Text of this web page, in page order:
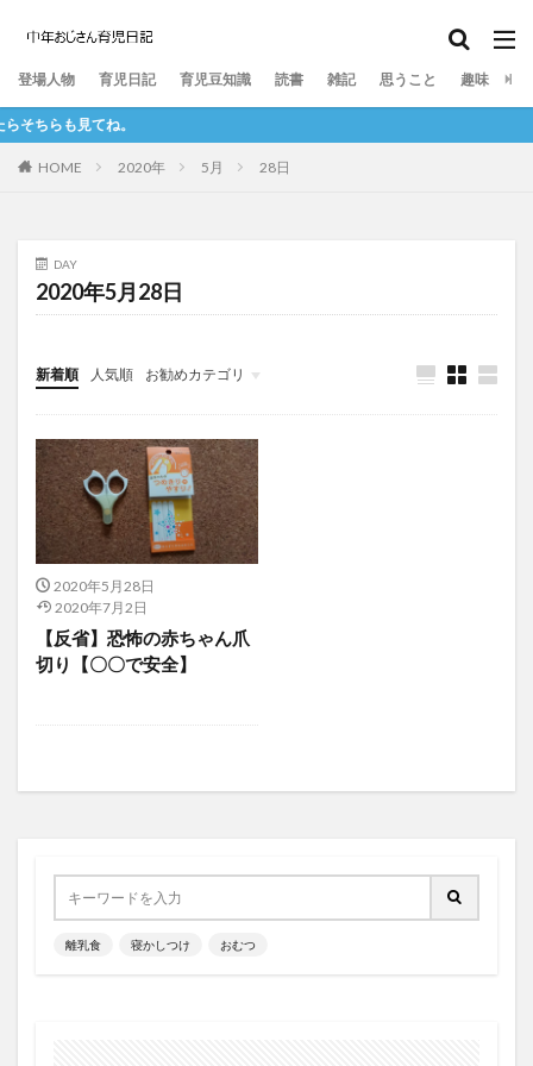
登場人物 育児日記 育児豆知識 読書 雑記 思うこと 趣味
ちらも見てね。
HOME 2020年 5月 28日
DAY
2020年5月28日
新着順 人気順 お勧めカテゴリ
育児豆知識
回想：妊娠～生後５か月
現在地：生後６か月～
2020年5月28日
2020年7月2日
【反省】恐怖の赤ちゃん爪
切り【〇〇で安全】
離乳食 寝かしつけ おむつ